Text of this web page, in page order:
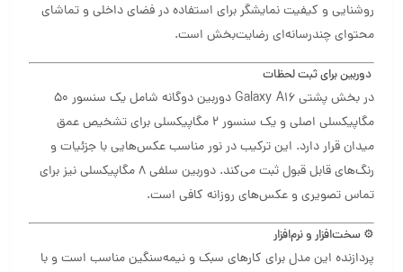
روشنایی و کیفیت نمایشگر برای استفاده در فضای داخلی و تماشای
محتوای چندرسانه‌ای رضایت‌بخش است.
دوربین برای ثبت لحظات
در بخش پشتی Galaxy A16 دوربین دوگانه شامل یک سنسور 50
مگاپیکسلی اصلی و یک سنسور 2 مگاپیکسلی برای تشخیص عمق
میدان قرار دارد. این ترکیب در نور مناسب عکس‌هایی با جزئیات و
رنگ‌های قابل قبول ثبت می‌کند. دوربین سلفی 8 مگاپیکسلی نیز برای
تماس تصویری و عکس‌های روزانه کافی است.
⚙️ سخت‌افزار و نرم‌افزار
پردازنده این مدل برای کارهای سبک و نیمه‌سنگین مناسب است و با